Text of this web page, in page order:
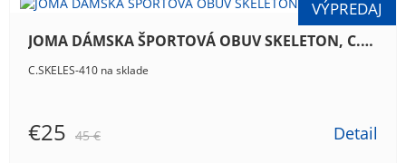
JOMA DÁMSKA ŠPORTOVÁ OBUV SKELETON, C.SKELES-410
C.SKELES-410 na sklade
€25 45 € Detail